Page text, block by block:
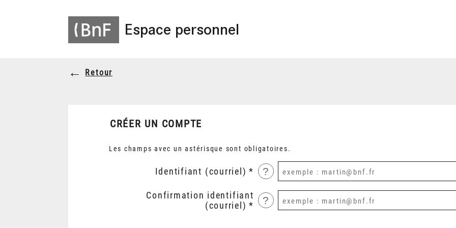
Espace personnel
Retour
CRÉER UN COMPTE
Les champs avec un astérisque sont obligatoires.
Identifiant (courriel) ?
Confirmation identifiant
(courriel)
?